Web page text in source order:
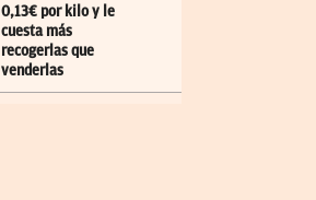
0,13€ por kilo y le
cuesta más
recogerlas que
venderlas